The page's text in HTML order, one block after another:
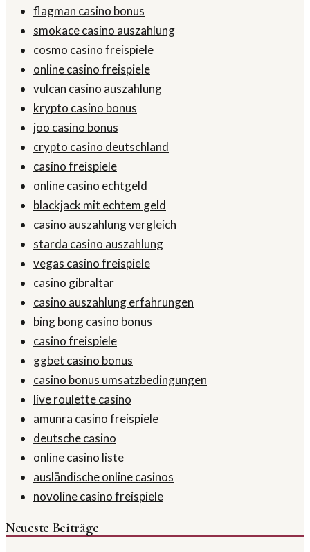
flagman casino bonus
smokace casino auszahlung
cosmo casino freispiele
online casino freispiele
vulcan casino auszahlung
krypto casino bonus
joo casino bonus
crypto casino deutschland
casino freispiele
online casino echtgeld
blackjack mit echtem geld
casino auszahlung vergleich
starda casino auszahlung
vegas casino freispiele
casino gibraltar
casino auszahlung erfahrungen
bing bong casino bonus
casino freispiele
ggbet casino bonus
casino bonus umsatzbedingungen
live roulette casino
amunra casino freispiele
deutsche casino
online casino liste
ausländische online casinos
novoline casino freispiele
Neueste Beiträge